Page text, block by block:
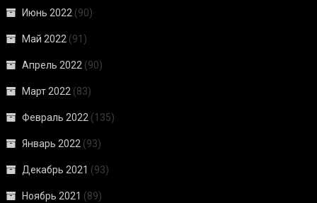
Июнь 2022 (90)
Май 2022 (91)
Апрель 2022 (90)
Март 2022 (83)
Февраль 2022 (135)
Январь 2022 (93)
Декабрь 2021 (93)
Ноябрь 2021 (89)